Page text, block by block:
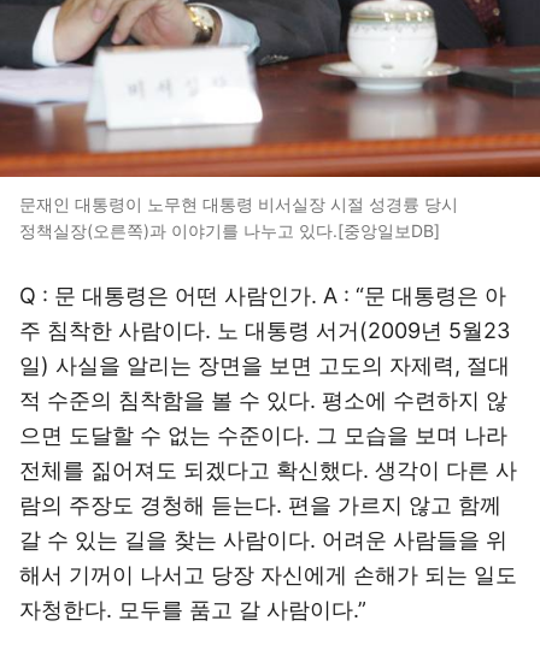
문재인 대통령이 노무현 대통령 비서실장 시절 성경륭 당시
정책실장(오른쪽)과 이야기를 나누고 있다.[중앙일보DB]
Q : 문 대통령은 어떤 사람인가. A : “문 대통령은 아
주 침착한 사람이다. 노 대통령 서거(2009년 5월23
일) 사실을 알리는 장면을 보면 고도의 자제력, 절대
적 수준의 침착함을 볼 수 있다. 평소에 수련하지 않
으면 도달할 수 없는 수준이다. 그 모습을 보며 나라
전체를 짊어져도 되겠다고 확신했다. 생각이 다른 사
람의 주장도 경청해 듣는다. 편을 가르지 않고 함께
갈 수 있는 길을 찾는 사람이다. 어려운 사람들을 위
해서 기꺼이 나서고 당장 자신에게 손해가 되는 일도
자청한다. 모두를 품고 갈 사람이다.”